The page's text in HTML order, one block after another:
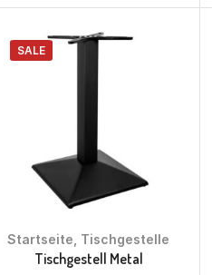
SALE
Startseite Tischgestelle
Tischgestell Metal